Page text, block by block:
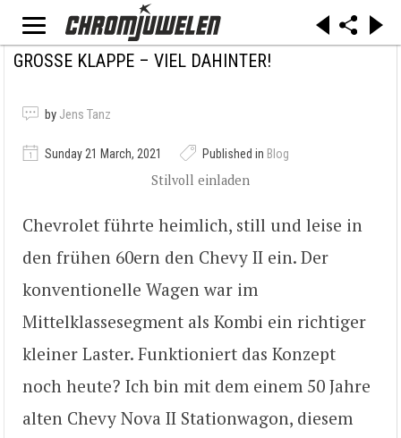
GROSSE KLAPPE – VIEL DAHINTER!
by Jens Tanz
Sunday 21 March, 2021 Published in Blog
Stilvoll einladen
Chevrolet führte heimlich, still und leise in
den frühen 60ern den Chevy II ein. Der
konventionelle Wagen war im
Mittelklassesegment als Kombi ein richtiger
kleiner Laster. Funktioniert das Konzept
noch heute? Ich bin mit dem einem 50 Jahre
alten Chevy Nova II Stationwagon, diesem